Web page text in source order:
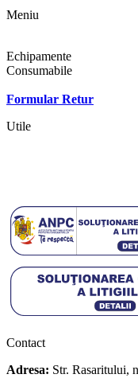
Meniu
Echipamente
Consumabile
Formular Retur
Utile
Contact
Adresa: Str. Rasaritului,